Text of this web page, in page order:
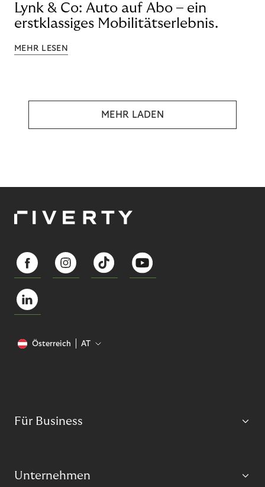
Lynk & Co: Auto auf Abo – ein
erstklassiges Mobilitätserlebnis.
MEHR LESEN
MEHR LADEN
Österreich AT
Für Business
Unternehmen